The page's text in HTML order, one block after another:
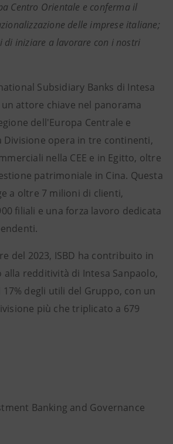
Centro Orientale e conferma il
delle imprese italiane;
di iniziare a lavorare con i nostri
Subsidiary Banks di Intesa
un attore chiave nel panorama
dell'Europa Centrale e
Divisione opera in tre continenti,
nella CEE e in Egitto, oltre
patrimoniale in Cina. Questa
a oltre 7 milioni di clienti,
filiali e una forza lavoro dedicata
del 2023, ISBD ha contribuito in
redditività di Intesa Sanpaolo,
degli utili del Gruppo, con un
più che triplicato a 679
Banking and Governance